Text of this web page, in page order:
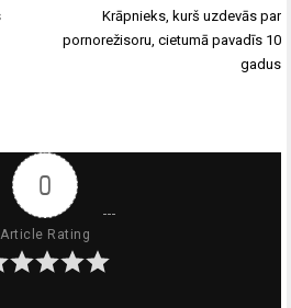
Krāpnieks, kurš uzdevās par
pornorežisoru, cietumā pavadīs 10
gadus
0
Article Rating